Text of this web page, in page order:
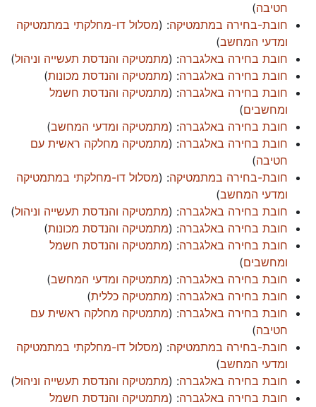
חטיבה)
חובת-בחירה במתמטיקה: (מסלול דו-מחלקתי במתמטיקה
ומדעי המחשב)
חובת בחירה באלגברה: (מתמטיקה והנדסת תעשייה וניהול)
חובת בחירה באלגברה: (מתמטיקה והנדסת מכונות)
חובת בחירה באלגברה: (מתמטיקה והנדסת חשמל
ומחשבים)
חובת בחירה באלגברה: (מתמטיקה ומדעי המחשב)
חובת בחירה באלגברה: (מתמטיקה מחלקה ראשית עם
חטיבה)
חובת-בחירה במתמטיקה: (מסלול דו-מחלקתי במתמטיקה
ומדעי המחשב)
חובת בחירה באלגברה: (מתמטיקה והנדסת תעשייה וניהול)
חובת בחירה באלגברה: (מתמטיקה והנדסת מכונות)
חובת בחירה באלגברה: (מתמטיקה והנדסת חשמל
ומחשבים)
חובת בחירה באלגברה: (מתמטיקה ומדעי המחשב)
חובת בחירה באלגברה: (מתמטיקה כללית)
חובת בחירה באלגברה: (מתמטיקה מחלקה ראשית עם
חטיבה)
חובת-בחירה במתמטיקה: (מסלול דו-מחלקתי במתמטיקה
ומדעי המחשב)
חובת בחירה באלגברה: (מתמטיקה והנדסת תעשייה וניהול)
חובת בחירה באלגברה: (מתמטיקה והנדסת חשמל